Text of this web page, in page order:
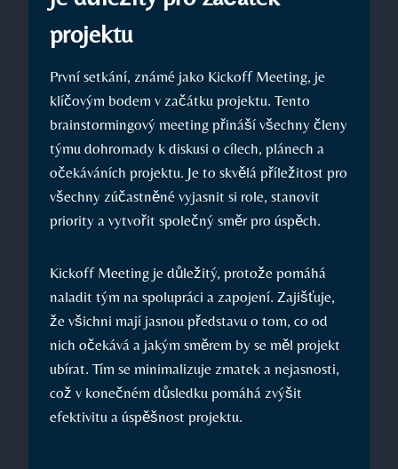
projektu
První setkání, známé jako Kickoff Meeting, je
klíčovým bodem v začátku projektu. Tento
brainstormingový meeting přináší všechny členy
týmu dohromady k diskusi o cílech, plánech a
očekáváních projektu. Je to skvělá příležitost pro
všechny zúčastněné vyjasnit si role, stanovit
priority a vytvořit společný směr pro úspěch.
Kickoff Meeting je důležitý, protože pomáhá
naladit tým na spolupráci a zapojení. Zajišťuje,
že všichni mají jasnou představu o tom, co od
nich očekává a jakým směrem by se měl projekt
ubírat. Tím se minimalizuje zmatek a nejasnosti,
což v konečném důsledku pomáhá zvýšit
efektivitu a úspěšnost projektu.